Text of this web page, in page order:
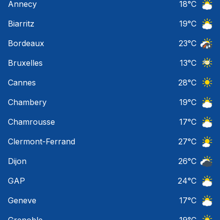
Annecy
18°C
Biarritz
19°C
Bordeaux
23°C
Bruxelles
13°C
Cannes
28°C
Chambery
19°C
Chamrousse
17°C
Clermont-Ferrand
27°C
Dijon
26°C
GAP
24°C
Geneve
17°C